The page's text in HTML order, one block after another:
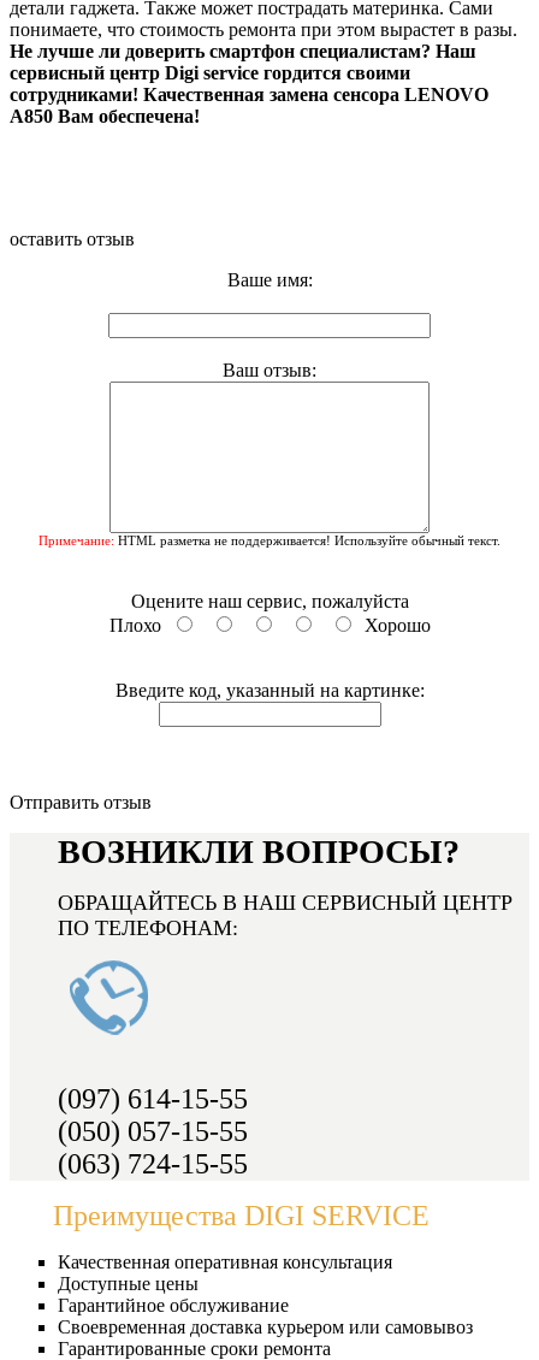
детали гаджета. Также может пострадать материнка. Сами
понимаете, что стоимость ремонта при этом вырастет в разы.
Не лучше ли доверить смартфон специалистам? Наш
сервисный центр Digi service гордится своими
сотрудниками! Качественная замена сенсора LENOVO
A850 Вам обеспечена!
оставить отзыв
Ваше имя:
Ваш отзыв:
Примечание: HTML разметка не поддерживается! Используйте обычный текст.
Оцените наш сервис, пожалуйста
Плохо
Хорошо
Введите код, указанный на картинке:
Отправить отзыв
ВОЗНИКЛИ ВОПРОСЫ?
ОБРАЩАЙТЕСЬ В НАШ СЕРВИСНЫЙ ЦЕНТР
ПО ТЕЛЕФОНАМ:
(097) 614-15-55
(050) 057-15-55
(063) 724-15-55
Преимущества DIGI SERVICE
Качественная оперативная консультация
Доступные цены
Гарантийное обслуживание
Своевременная доставка курьером или самовывоз
Гарантированные сроки ремонта